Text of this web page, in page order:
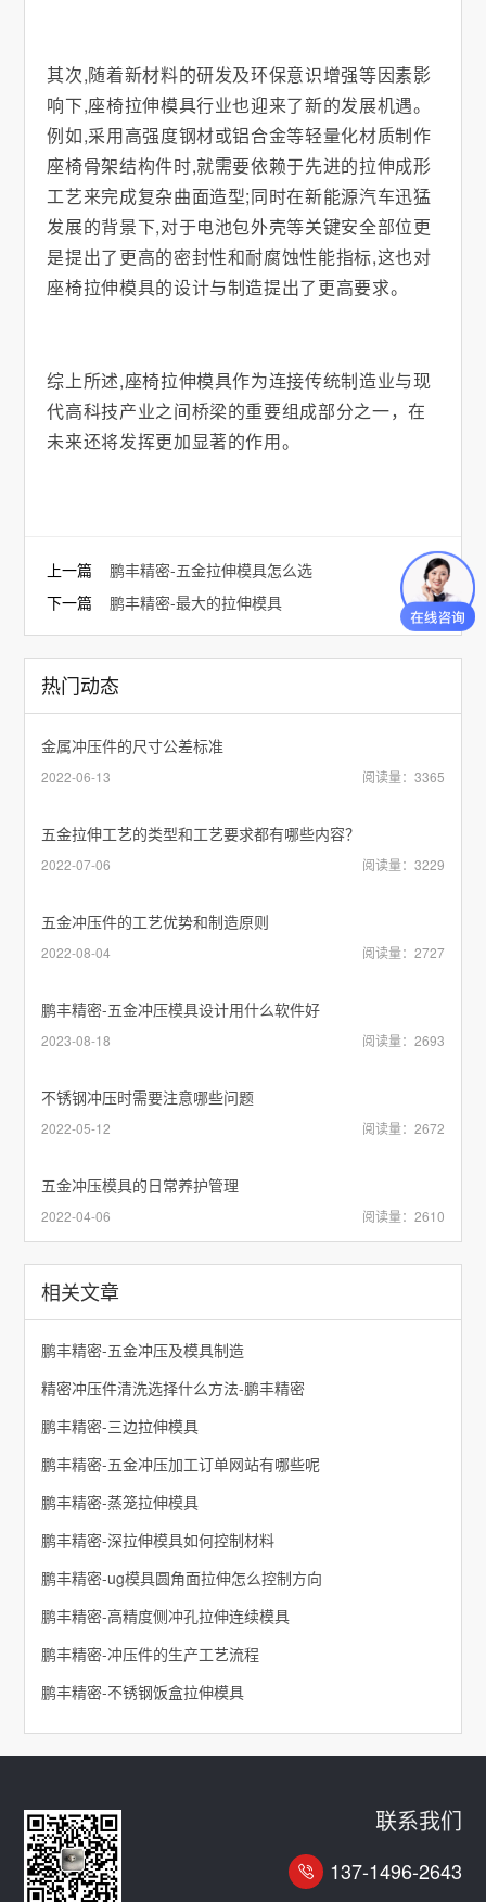
其次,随着新材料的研发及环保意识增强等因素影
响下,座椅拉伸模具行业也迎来了新的发展机遇。
例如,采用高强度钢材或铝合金等轻量化材质制作
座椅骨架结构件时,就需要依赖于先进的拉伸成形
工艺来完成复杂曲面造型;同时在新能源汽车迅猛
发展的背景下,对于电池包外壳等关键安全部位更
是提出了更高的密封性和耐腐蚀性能指标,这也对
座椅拉伸模具的设计与制造提出了更高要求。
综上所述,座椅拉伸模具作为连接传统制造业与现
代高科技产业之间桥梁的重要组成部分之一，在
未来还将发挥更加显著的作用。
上一篇鹏丰精密-五金拉伸模具怎么选
下一篇鹏丰精密-最大的拉伸模具
热门动态
金属冲压件的尺寸公差标准
2022-06-13 阅读量：3365
五金拉伸工艺的类型和工艺要求都有哪些内容？
2022-07-06 阅读量：3229
五金冲压件的工艺优势和制造原则
2022-08-04 阅读量：2727
鹏丰精密-五金冲压模具设计用什么软件好
2023-08-18 阅读量：2693
不锈钢冲压时需要注意哪些问题
2022-05-12 阅读量：2672
五金冲压模具的日常养护管理
2022-04-06 阅读量：2610
相关文章
鹏丰精密-五金冲压及模具制造
精密冲压件清洗选择什么方法-鹏丰精密
鹏丰精密-三边拉伸模具
鹏丰精密-五金冲压加工订单网站有哪些呢
鹏丰精密-蒸笼拉伸模具
鹏丰精密-深拉伸模具如何控制材料
鹏丰精密-ug模具圆角面拉伸怎么控制方向
鹏丰精密-高精度侧冲孔拉伸连续模具
鹏丰精密-冲压件的生产工艺流程
鹏丰精密-不锈钢饭盒拉伸模具
联系我们
137-1496-2643